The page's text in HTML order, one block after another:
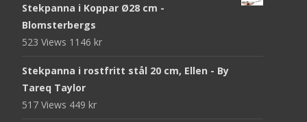
Stekpanna i Koppar Ø28 cm -
Blomsterbergs
523 Views 1146 kr
Stekpanna i rostfritt stål 20 cm, Ellen - By
Tareq Taylor
517 Views 449 kr